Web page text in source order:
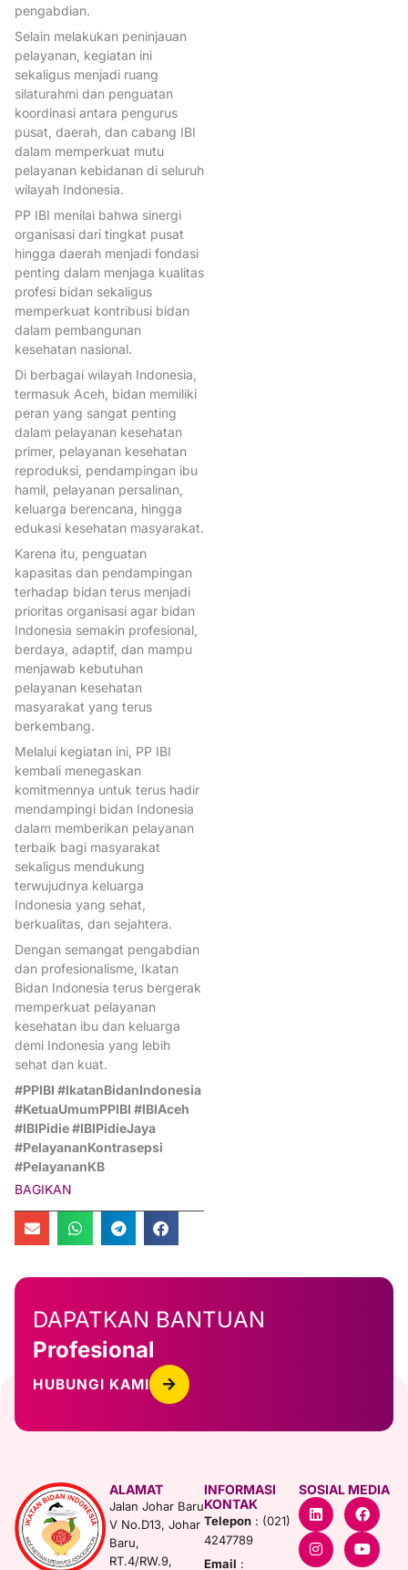
pengabdian.
Selain melakukan peninjauan
pelayanan, kegiatan ini
sekaligus menjadi ruang
silaturahmi dan penguatan
koordinasi antara pengurus
pusat, daerah, dan cabang IBI
dalam memperkuat mutu
pelayanan kebidanan di seluruh
wilayah Indonesia.
PP IBI menilai bahwa sinergi
organisasi dari tingkat pusat
hingga daerah menjadi fondasi
penting dalam menjaga kualitas
profesi bidan sekaligus
memperkuat kontribusi bidan
dalam pembangunan
kesehatan nasional.
Di berbagai wilayah Indonesia,
termasuk Aceh, bidan memiliki
peran yang sangat penting
dalam pelayanan kesehatan
primer, pelayanan kesehatan
reproduksi, pendampingan ibu
hamil, pelayanan persalinan,
keluarga berencana, hingga
edukasi kesehatan masyarakat.
Karena itu, penguatan
kapasitas dan pendampingan
terhadap bidan terus menjadi
prioritas organisasi agar bidan
Indonesia semakin profesional,
berdaya, adaptif, dan mampu
menjawab kebutuhan
pelayanan kesehatan
masyarakat yang terus
berkembang.
Melalui kegiatan ini, PP IBI
kembali menegaskan
komitmennya untuk terus hadir
mendampingi bidan Indonesia
dalam memberikan pelayanan
terbaik bagi masyarakat
sekaligus mendukung
terwujudnya keluarga
Indonesia yang sehat,
berkualitas, dan sejahtera.
Dengan semangat pengabdian
dan profesionalisme, Ikatan
Bidan Indonesia terus bergerak
memperkuat pelayanan
kesehatan ibu dan keluarga
demi Indonesia yang lebih
sehat dan kuat.
#PPIBI #IkatanBidanIndonesia
#KetuaUmumPPIBI #IBIAceh
#IBIPidie #IBIPidieJaya
#PelayananKontrasepsi
#PelayananKB
BAGIKAN
DAPATKAN BANTUAN
Profesional
HUBUNGI KAMI
ALAMAT
Jalan Johar Baru
V No.D13, Johar
Baru,
RT.4/RW.9,
INFORMASI
KONTAK
Telepon : (021)
4247789
Email :
SOSIAL MEDIA
L
i
n
k
e
F
a
c
e
b
I
n
s
t
a
Y
o
u
t
u